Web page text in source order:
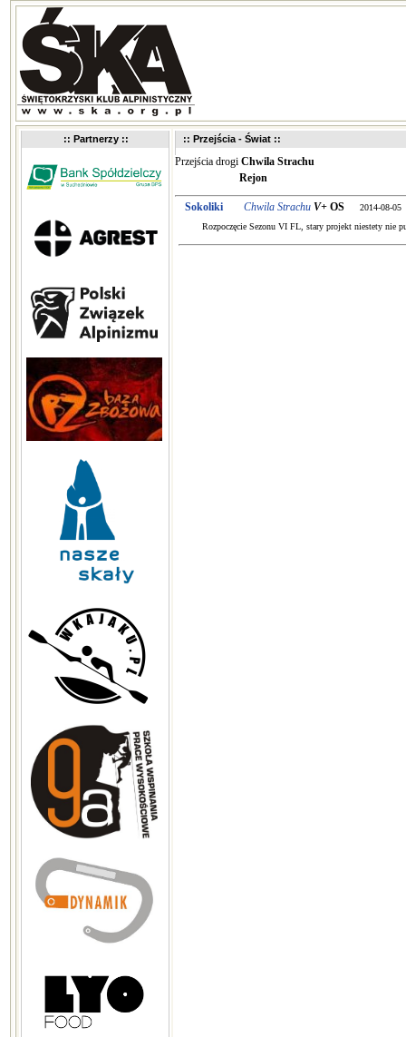
:: Partnerzy :: :: Przejścia - Świat ::
Przejścia drogi Chwila Strachu
Rejon
Sokoliki Chwila Strachu V+ OS
2014-08-05
Rozpoczęcie Sezonu VI FL, stary projekt niestety nie